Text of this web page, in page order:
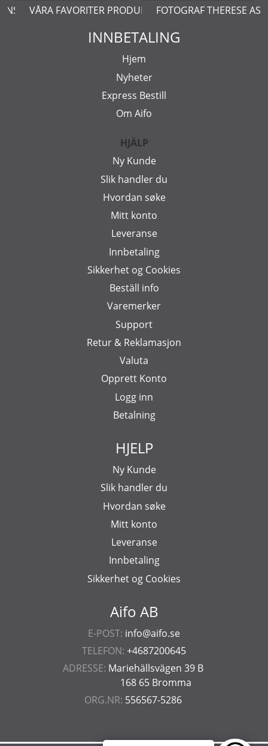
VÅRA FAVORITER PRODUKTERFOTOGRAF THERESE
Aifo AB
E-POST: info@aifo.se
TELEFON: +4687200645
ADRESSE: Mariehällsvägen 39 B
168 65 Bromma
ORG.NR: 556567-5286
INNBETALING
Hjem
Nyheter
Express Bestill
Om Aifo
HJÄLP
Ny Kunde
Slik handler du
Hvordan søke
Mitt konto
Leveranse
Innbetaling
Sikkerhet og Cookies
Beställ info
Varemerker
Support
Retur & Reklamasjon
Valuta
Opprett Konto
Logg inn
Betalning
HJELP
Ny Kunde
Slik handler du
Hvordan søke
Mitt konto
Leveranse
Innbetaling
Sikkerhet og Cookies